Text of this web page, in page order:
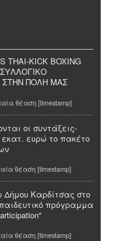
THAI-KICK BOXING
ΠΟΛΗ ΜΑΣ
θέαση [timestamp]
οι συντάξεις-
ευρώ το πακέτο
θέαση [timestamp]
Δήμου Καρδίτσας στο
πρόγραμμα
θέαση [timestamp]